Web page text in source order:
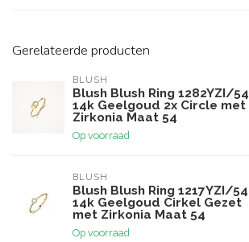
Gerelateerde producten
BLUSH
Blush Blush Ring 1282YZI/54
14k Geelgoud 2x Circle met
Zirkonia Maat 54
Op voorraad
BLUSH
Blush Blush Ring 1217YZI/54
14k Geelgoud Cirkel Gezet
met Zirkonia Maat 54
Op voorraad